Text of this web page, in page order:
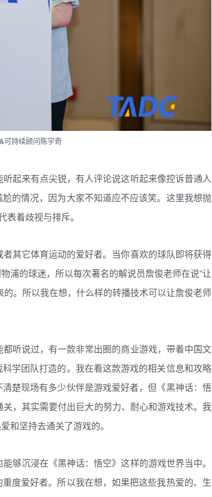
可持续顾问陈宇奇
起来有点尖锐，有人评论说这听起来像控诉普通人
的情况，因为大家不知道应不应该笑。这里我想抛
表着歧视与排斥。
其它体育运动的爱好者。当你喜欢的球队即将获得
浦的球迷，所以每次著名的解说员詹俊老师在说“让
。所以我在想，什么样的转播技术可以让詹俊老师
听说过，有一款非常出圈的商业游戏，带着中国文
学团队打造的。我在看这款游戏的相关信息和攻略
楚现场有多少伙伴是游戏爱好者，但《黑神话：悟
，其实需要付出巨大的努力、耐心和游戏技术。我
和坚持去通关了游戏的。
够沉浸在《黑神话：悟空》这样的游戏世界当中。
度爱好者。所以我在想，如果把这些我热爱的、生